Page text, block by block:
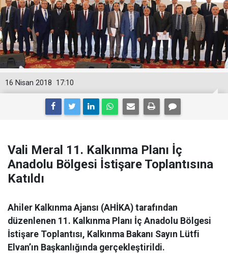
17:10
16 Nisan 2018
Vali Meral 11. Kalkınma Planı İç
Anadolu Bölgesi İstişare Toplantısına
Katıldı
Ahiler Kalkınma Ajansı (AHİKA) tarafından
düzenlenen 11. Kalkınma Planı İç Anadolu Bölgesi
İstişare Toplantısı, Kalkınma Bakanı Sayın Lütfi
Elvan’ın Başkanlığında gerçekleştirildi.